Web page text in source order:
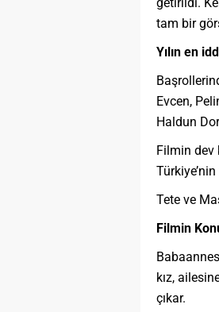
tam bir
Yılın en
Evcen,
Haldun
Filmin dev
Tete ve
Filmin
kız,
çıkar.